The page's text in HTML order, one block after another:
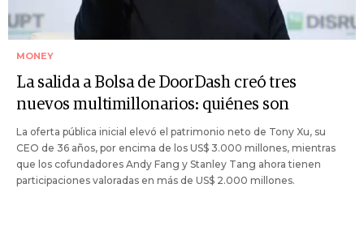
MONEY
La salida a Bolsa de DoorDash creó tres
nuevos multimillonarios: quiénes son
La oferta pública inicial elevó el patrimonio neto de Tony Xu, su
CEO de 36 años, por encima de los US$ 3.000 millones, mientras
que los cofundadores Andy Fang y Stanley Tang ahora tienen
participaciones valoradas en más de US$ 2.000 millones.